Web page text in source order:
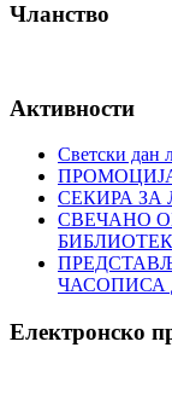
Чланство
Активности
Светски дан
СЕКИРА ЗА
СВЕЧАНО
ЧАСОПИСА
Електронско